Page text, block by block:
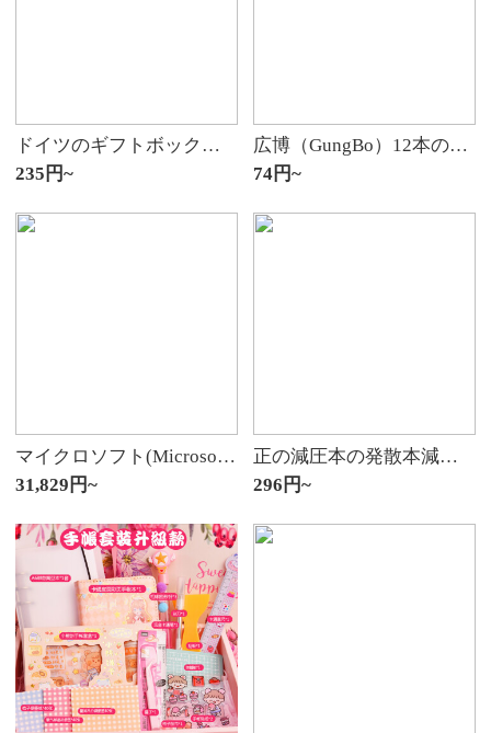
ドイツのギフトボックスに入りたいです。万年笔の学生は三年生の小学生専用で、墨嚢の男性の初心者の正姿を変えて、字を握って字を书きます。
235円~
広博（GungBo）12本のHB六角鉛筆原木緑ペン棒黒鉛芯学生の絵画デッサン用H 0751
74円~
マイクロソフト(Microsoft)Surface Go 2合一タブレットパソコンノノート10.5インチライトノベルオフィス本m 3 4425 Y 8 G+128 G【翌日達】公式標準装備+オリジナルキーボード+開拓ドック
31,829円~
正の減圧本の発散本減圧ノ－ト解圧ネットの紅かわいいニンジン創意手帳簿のかわいい減圧本立体動物萌えカラーページの小清新美乐蒂
296円~